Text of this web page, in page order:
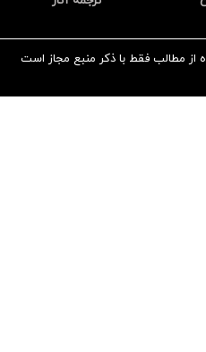
مطالب فقط با ذکر منبع مجاز است